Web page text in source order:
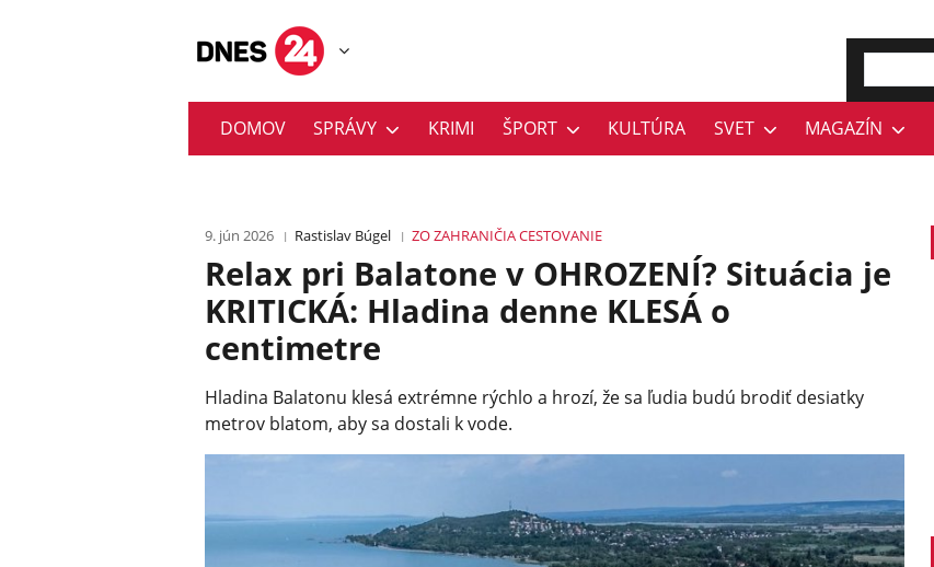
DOMOV SPRÁVY KRIMI ŠPORT KULTÚRA SVET MAGAZÍN
9. jún 2026 Rastislav Búgel ZO ZAHRANIČIACESTOVANIE
Relax pri Balatone v OHROZENÍ? Situácia je
KRITICKÁ: Hladina denne KLESÁ o
centimetre
Hladina Balatonu klesá extrémne rýchlo a hrozí, že sa ľudia budú brodiť desiatky
metrov blatom, aby sa dostali k vode.